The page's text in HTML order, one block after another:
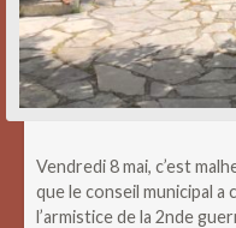
Vendredi 8 mai, c’est
que le conseil municipal a
l’armistice de la 2nde